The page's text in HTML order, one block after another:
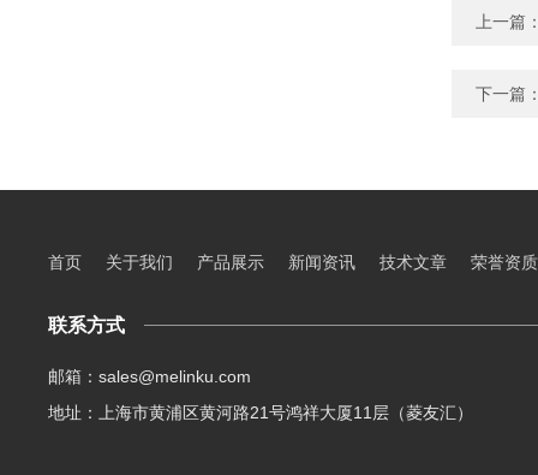
上一篇
下一篇
首页 关于我们 产品展示 新闻资讯 技术文章 荣誉资质
联系方式
邮箱：sales@melinku.com
地址：上海市黄浦区黄河路21号鸿祥大厦11层（菱友汇）